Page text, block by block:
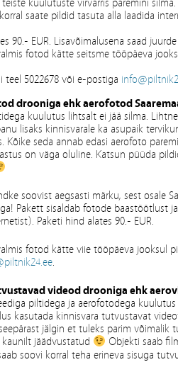
kuulutuste virvarris paremini
saate pildid tasuta alla laadida
90.- EUR. Lisavõimalusena saad
fotod kätte seitsme tööpäeva
teel 5022678 või e-postiga
drooniga ehk aerofotod
kuulutus lihtsalt ei jää silma.
lisaks kinnisvarale ka asupaik
Kõike seda annab edasi aerofoto
on väga oluline. Katsun püüda
soovist aegsasti märku, sest osale
Pakett sisaldab fotode baastöötlust
Paketi hind alates 90.- EUR.
fotod kätte viie tööpäeva jooksul
.
videod drooniga ehk
piltidega ja aerofotodega
kasutada kinnisvara tutvustavat
jälgin et tuleks parim võimalik
kaunilt jäädvustatud
Objekti saab
soovi korral teha erineva sisuga